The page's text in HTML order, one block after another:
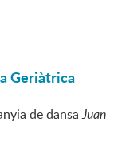
Geriàtrica
de dansaJuan